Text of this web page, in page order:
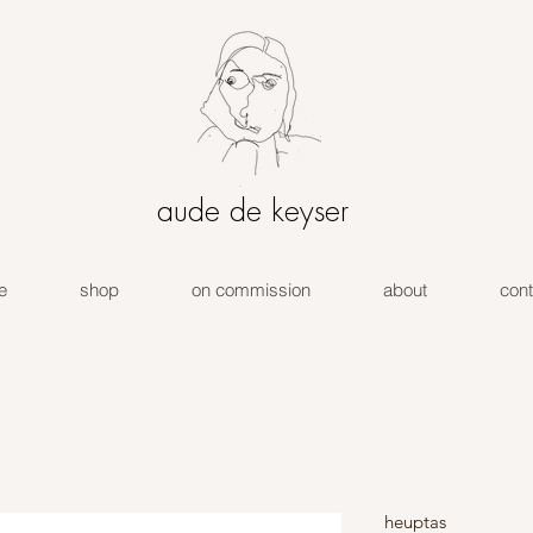
aude de keyser
shop on commission about
heuptas